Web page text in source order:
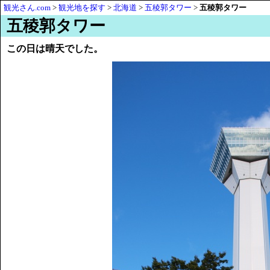
観光さん.com > 観光地を探す > 北海道 > 五稜郭タワー > 五稜郭タワー
五稜郭タワー
この日は晴天でした。